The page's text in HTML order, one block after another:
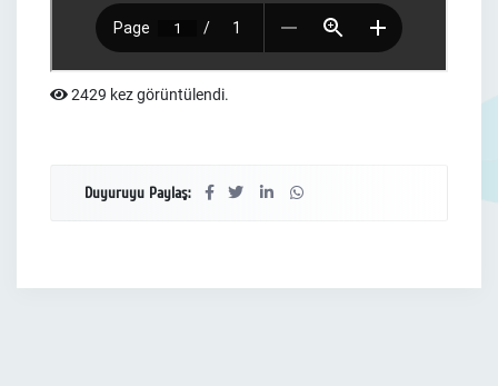
2429 kez görüntülendi.
Duyuruyu Paylaş: